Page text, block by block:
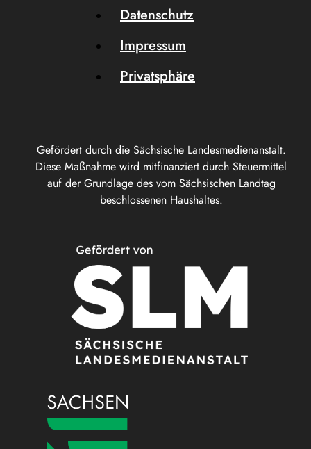
Gefördert durch die Sächsische Landesmedienanstalt.
Diese Maßnahme wird mitfinanziert durch Steuermittel
auf der Grundlage des vom Sächsischen Landtag
beschlossenen Haushaltes.
Datenschutz
Impressum
Privatsphäre